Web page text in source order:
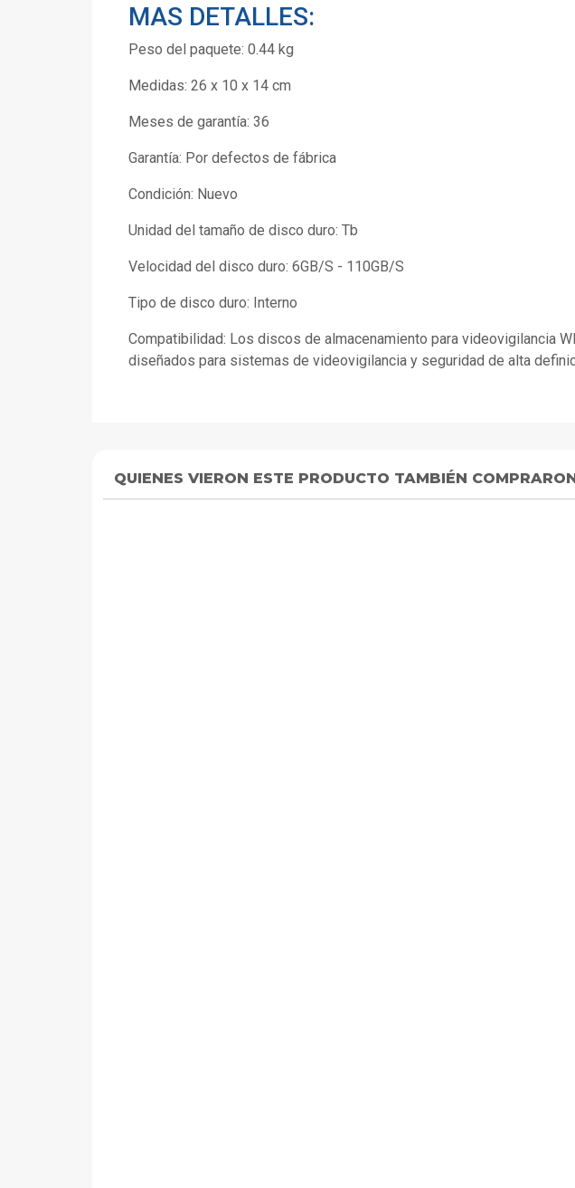
MAS DETALLES:
Peso del paquete: 0.44 kg
Medidas: 26 x 10 x 14 cm
Meses de garantía: 36
Garantía: Por defectos de fábrica
Condición: Nuevo
Unidad del tamaño de disco duro: Tb
Velocidad del disco duro: 6GB/S - 110GB/S
Tipo de disco duro: Interno
Compatibilidad: Los discos de almacenamiento para videovigilancia
diseñados para sistemas de videovigilancia y seguridad de alta
QUIENES VIERON ESTE PRODUCTO TAMBIÉN